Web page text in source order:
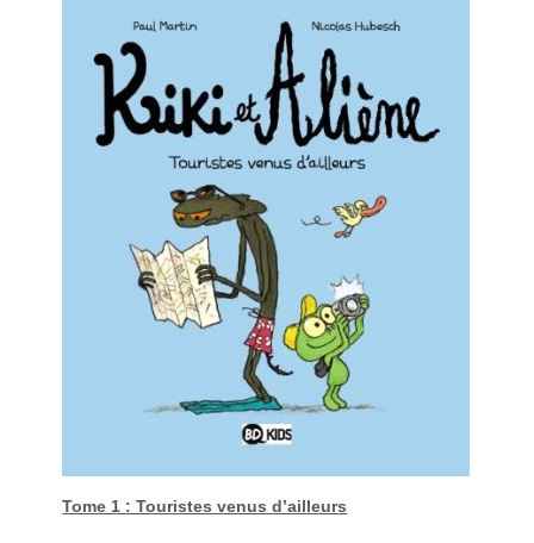
Tome 1 : Touristes venus d’ailleurs